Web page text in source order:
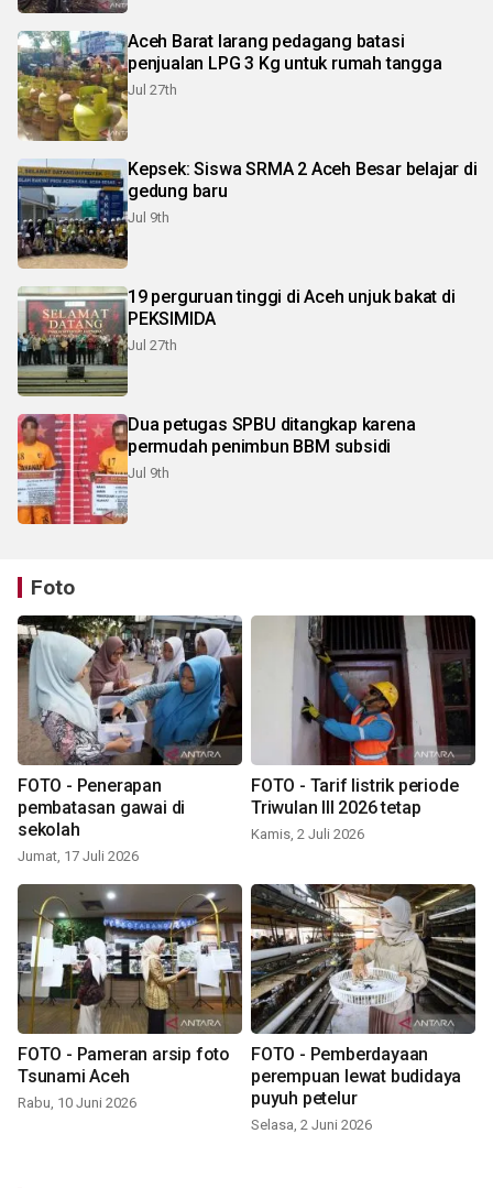
Aceh Barat larang pedagang batasi
penjualan LPG 3 Kg untuk rumah tangga
Jul 27th
Kepsek: Siswa SRMA 2 Aceh Besar belajar di
gedung baru
Jul 9th
19 perguruan tinggi di Aceh unjuk bakat di
PEKSIMIDA
Jul 27th
Dua petugas SPBU ditangkap karena
permudah penimbun BBM subsidi
Jul 9th
Foto
FOTO - Penerapan
pembatasan gawai di
sekolah
Jumat, 17 Juli 2026
FOTO - Tarif listrik periode
Triwulan III 2026 tetap
Kamis, 2 Juli 2026
FOTO - Pameran arsip foto
Tsunami Aceh
Rabu, 10 Juni 2026
FOTO - Pemberdayaan
perempuan lewat budidaya
puyuh petelur
Selasa, 2 Juni 2026